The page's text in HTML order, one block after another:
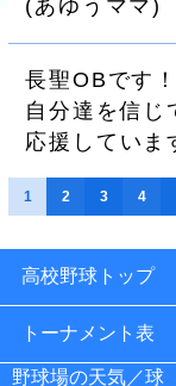
(あゆうママ)
長聖OBです！
自分達を信じ
応援していま
1 2 3 4
高校野球トップ
トーナメント表
野球場の天気／球